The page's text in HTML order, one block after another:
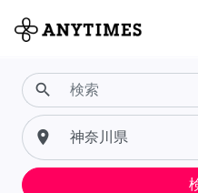
search
place